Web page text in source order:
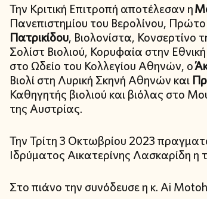
Την Κριτική Επιτροπή αποτέλεσαν η
Πανεπιστημίου του Βερολίνου,
Πατρικίδου, Βιολονίστα, Κονσερτίνο
Σολίστ Βιολιού, Κορυφαία στην
στο Ωδείο του Κολλεγίου Αθηνών, ο
Βιολί στη Λυρική Σκηνή Αθηνών και
Καθηγητής βιολιού και βιόλας στο
της Αυστρίας.
Την Τρίτη 3 Οκτωβρίου 2023
Ιδρύματος Αικατερίνης Λασκαρίδη
Στο πιάνο την συνόδευσε η κ. Ai